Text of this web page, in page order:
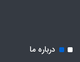
درباره ما